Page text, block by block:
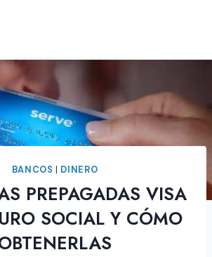
BANCOS DINERO
PREPAGADAS VISA
SOCIAL Y CÓMO